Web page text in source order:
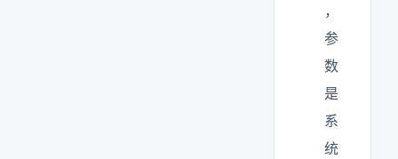
，
参
数
是
系
统